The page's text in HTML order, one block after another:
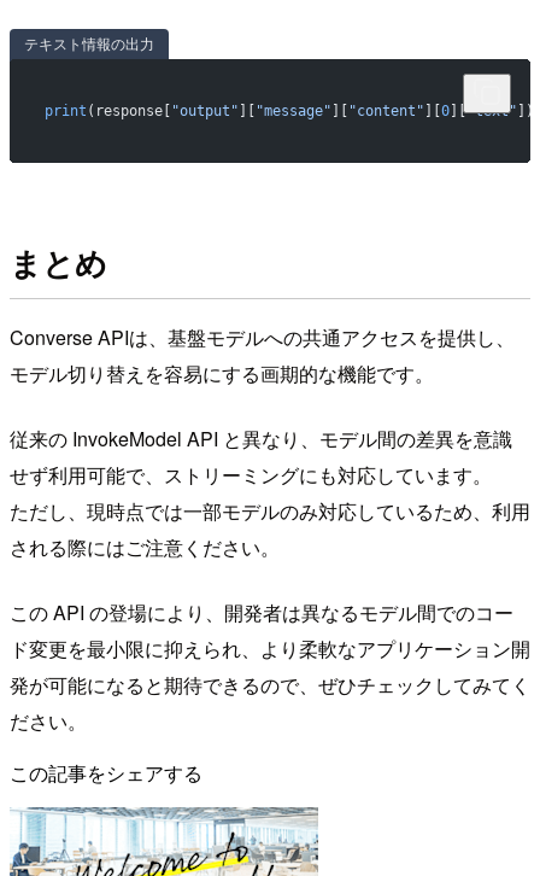
テキスト情報の出力
print (response[ "output" ][ "message" ][ "content" ][0]["text" ])
まとめ
Converse APIは、基盤モデルへの共通アクセスを提供し、
モデル切り替えを容易にする画期的な機能です。
従来の InvokeModel API と異なり、モデル間の差異を意識
せず利用可能で、ストリーミングにも対応しています。
ただし、現時点では一部モデルのみ対応しているため、利用
される際にはご注意ください。
この API の登場により、開発者は異なるモデル間でのコー
ド変更を最小限に抑えられ、より柔軟なアプリケーション開
発が可能になると期待できるので、ぜひチェックしてみてく
ださい。
この記事をシェアする